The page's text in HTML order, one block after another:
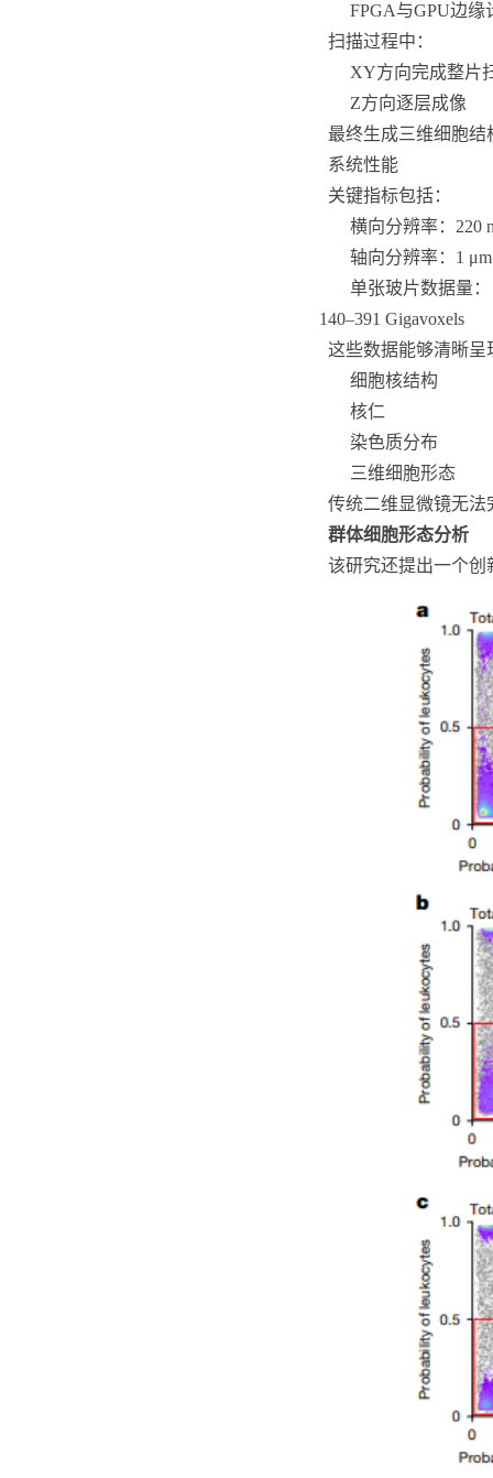
FPGA与GPU边缘
扫描过程中：
XY方向完成整片
Z方向逐层成像
最终生成三维细胞结
系统性能
关键指标包括：
横向分辨率：220
轴向分辨率：1 μm
单张玻片数据量：
140–391 Gigavoxels
这些数据能够清晰呈
细胞核结构
核仁
染色质分布
三维细胞形态
传统二维显微镜无法
群体细胞形态分析
该研究还提出一个创